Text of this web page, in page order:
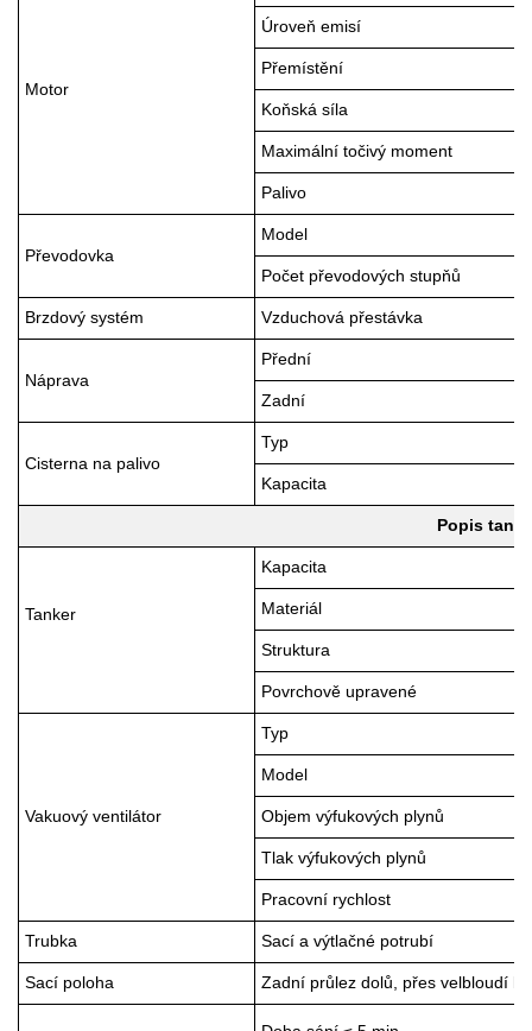
Motor
Úroveň emisí
Přemístění
Koňská síla
Maximální točivý moment
Palivo
Převodovka
Model
Počet převodových stupňů
Brzdový systém Vzduchová přestávka
Náprava
Přední
Zadní
Cisterna na palivo
Typ
Kapacita
Popis
Tanker
Kapacita
Materiál
Struktura
Povrchově upravené
Vakuový ventilátor
Typ
Model
Objem výfukových plynů
Tlak výfukových plynů
Pracovní rychlost
Trubka Sací a výtlačné potrubí
Sací poloha Zadní průlez dolů, přes velbloudí